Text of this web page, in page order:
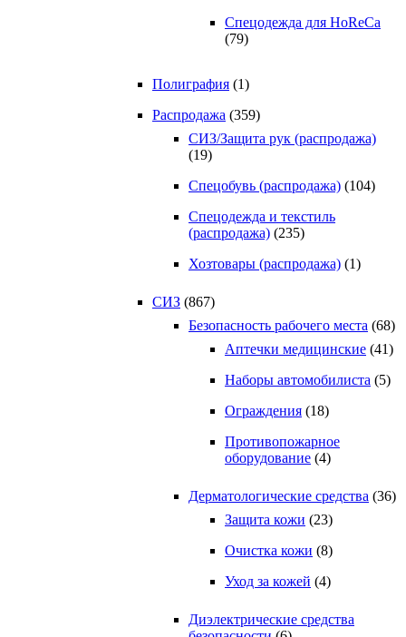
Спецодежда для HoReCa
(79)
Полиграфия (1)
Распродажа (359)
СИЗ/Защита рук (распродажа)
(19)
Спецобувь (распродажа) (104)
Спецодежда и текстиль
(распродажа) (235)
Хозтовары (распродажа) (1)
СИЗ (867)
Безопасность рабочего места (68)
Аптечки медицинские (41)
Наборы автомобилиста (5)
Ограждения (18)
Противопожарное
оборудование (4)
Дерматологические средства (36)
Защита кожи (23)
Очистка кожи (8)
Уход за кожей (4)
Диэлектрические средства